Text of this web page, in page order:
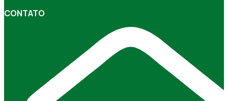
CONTATO